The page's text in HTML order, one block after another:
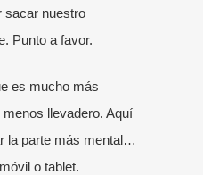
sacar nuestro
Punto a favor.
es mucho más
llevadero. Aquí
la parte más mental…
o tablet.